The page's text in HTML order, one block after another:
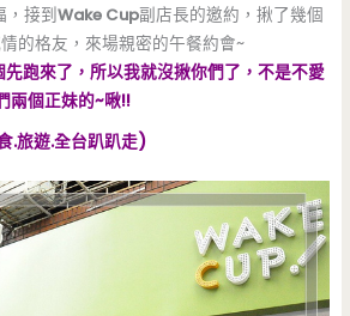
，接到Wake Cup副店長的邀約，揪了幾個
的格友，來場親密的午餐約會~
跑來了，所以我就沒揪你們了，不是不愛
兩個正妹的~啾!!
)